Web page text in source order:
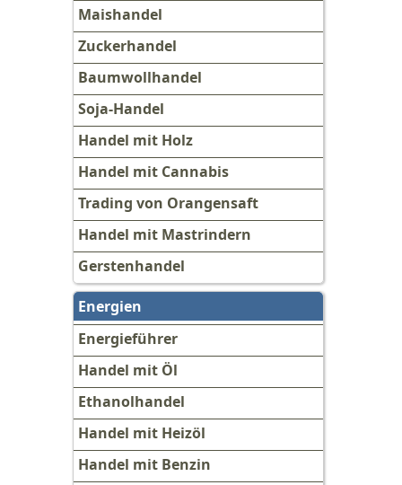
Maishandel
Zuckerhandel
Baumwollhandel
Soja-Handel
Handel mit Holz
Handel mit Cannabis
Trading von Orangensaft
Handel mit Mastrindern
Gerstenhandel
Energien
Energieführer
Handel mit Öl
Ethanolhandel
Handel mit Heizöl
Handel mit Benzin